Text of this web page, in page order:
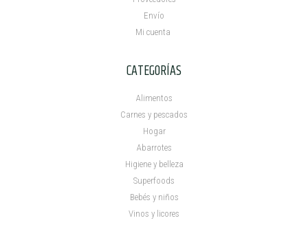
Envío
Mi cuenta ​
CATEGORÍAS
Alimentos
Carnes y pescados
Hogar
Abarrotes
Higiene y belleza
Superfoods
Bebés y niños
Vinos y licores